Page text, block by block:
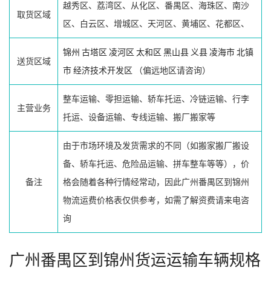
取货区域
越秀区、荔湾区、从化区、番禺区、海珠区、南沙
区、白云区、增城区、天河区、黄埔区、花都区、
送货区域
锦州 古塔区 凌河区 太和区 黑山县 义县 凌海市北镇
市经济技术开发区 （偏远地区请咨询）
主营业务
整车运输、零担运输、轿车托运、冷链运输、行李
托运、设备运输、专线运输、搬厂搬家等
备注
由于市场环境及发货需求的不同（如搬家搬厂搬设
备、轿车托运、危险品运输、拼车整车等等），价
格会随着各种行情经常动，因此广州番禺区到锦州
物流运费价格表仅供参考，如需了解资费请来电咨
询
广州番禺区到锦州货运运输车辆规格